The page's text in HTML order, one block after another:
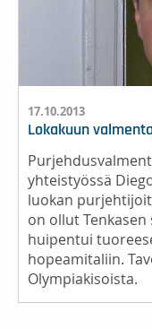
17.10.2013
Lokakuun
yhteistyössä
luokan
on ollut Tenkasen
huipentui
hopeamitaliin.
Olympiakisoista.